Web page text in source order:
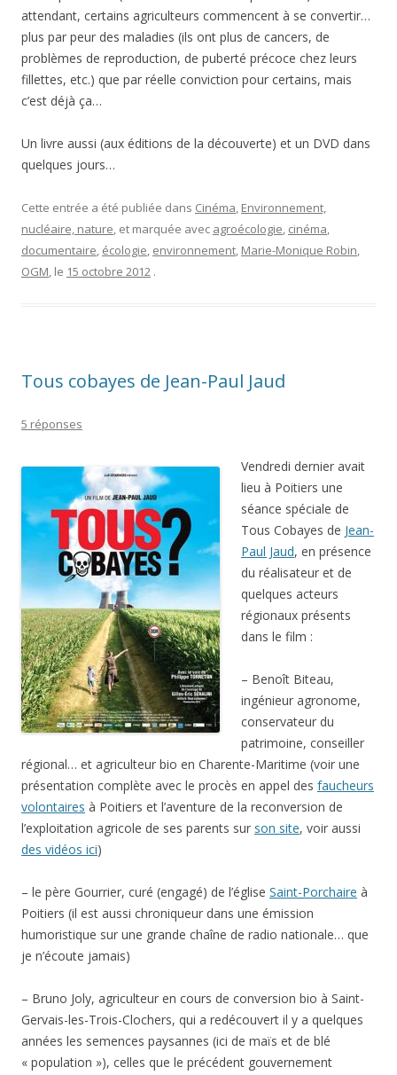
attendant, certains agriculteurs commencent à se convertir…
plus par peur des maladies (ils ont plus de cancers, de
problèmes de reproduction, de puberté précoce chez leurs
fillettes, etc.) que par réelle conviction pour certains, mais
c’est déjà ça…
Un livre aussi (aux éditions de la découverte) et un DVD dans
quelques jours…
Cette entrée a été publiée dans Cinéma, Environnement,
nucléaire, nature, et marquée avec agroécologie, cinéma,
documentaire, écologie, environnement, Marie-Monique Robin,
OGM, le 15 octobre 2012 .
Tous cobayes de Jean-Paul Jaud
5 réponses
Vendredi dernier avait
lieu à Poitiers une
séance spéciale de
Tous Cobayes de Jean-
Paul Jaud, en présence
du réalisateur et de
quelques acteurs
régionaux présents
dans le film :
– Benoît Biteau,
ingénieur agronome,
conservateur du
patrimoine, conseiller
régional… et agriculteur bio en Charente-Maritime (voir une
présentation complète avec le procès en appel des faucheurs
volontaires à Poitiers et l’aventure de la reconversion de
l’exploitation agricole de ses parents sur son site, voir aussi
des vidéos ici)
– le père Gourrier, curé (engagé) de l’église Saint-Porchaire à
Poitiers (il est aussi chroniqueur dans une émission
humoristique sur une grande chaîne de radio nationale… que
je n’écoute jamais)
– Bruno Joly, agriculteur en cours de conversion bio à Saint-
Gervais-les-Trois-Clochers, qui a redécouvert il y a quelques
années les semences paysannes (ici de maïs et de blé
« population »), celles que le précédent gouvernement